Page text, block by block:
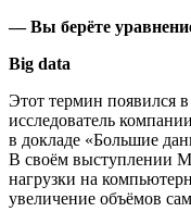
— Вы берёте
Big data
Этот термин появился
исследователь
в докладе «Большие
В своём выступлении
нагрузки на
увеличение объёмов